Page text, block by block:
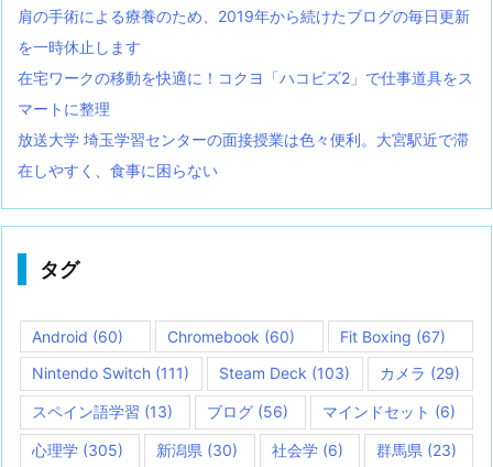
肩の手術による療養のため、2019年から続けたブログの毎日更新
を一時休止します
在宅ワークの移動を快適に！コクヨ「ハコビズ2」で仕事道具をス
マートに整理
放送大学 埼玉学習センターの面接授業は色々便利。大宮駅近で滞
在しやすく、食事に困らない
タグ
Android (60) Chromebook (60) Fit Boxing (67)
Nintendo Switch (111) Steam Deck (103) カメラ (29)
スペイン語学習 (13) ブログ (56) マインドセット (6)
心理学 (305) 新潟県 (30) 社会学(6) 群馬県 (23)